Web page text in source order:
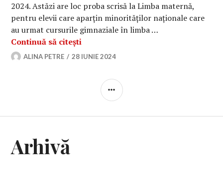
2024. Astăzi are loc proba scrisă la Limba maternă,
pentru elevii care aparțin minorităților naționale care
au urmat cursurile gimnaziale în limba …
Continuă să citești
ALINA PETRE 28 IUNIE 2024
BARĂ
Arhivă